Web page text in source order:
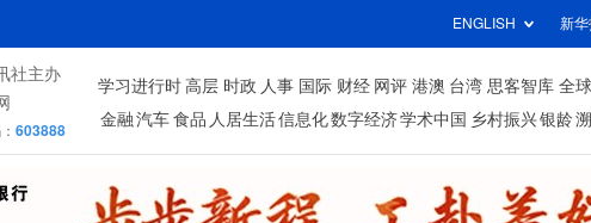
ENGLISH 新华
社主办
603888
学习进行时 高层 时政 人事 国际 财经 网评 港澳 台湾 思客智库 全
金融 汽车 食品 人居生活信息化数字经济学术中国 乡村振兴银龄